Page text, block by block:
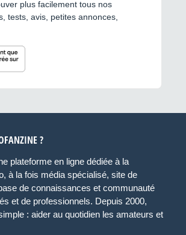
plus facilement tous nos
tests, avis, petites annonces,
?
plateforme en ligne dédiée à la
à la fois média spécialisé, site de
de connaissances et communauté
et de professionnels. Depuis 2000,
: aider au quotidien les amateurs et